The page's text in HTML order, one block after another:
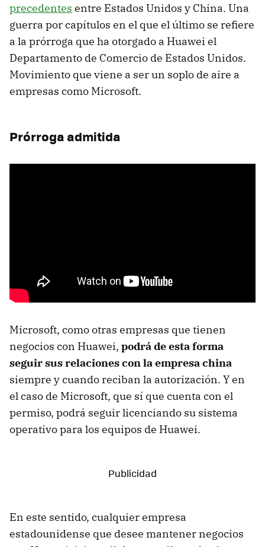
precedentes entre Estados Unidos y China. Una
guerra por capítulos en el que el último se refiere
a la prórroga que ha otorgado a Huawei el
Departamento de Comercio de Estados Unidos.
Movimiento que viene a ser un soplo de aire a
empresas como Microsoft.
Prórroga admitida
Microsoft, como otras empresas que tienen
negocios con Huawei, podrá de esta forma
seguir sus relaciones con la empresa china
siempre y cuando reciban la autorización. Y en
el caso de Microsoft, que sí que cuenta con el
permiso, podrá seguir licenciando su sistema
operativo para los equipos de Huawei.
En este sentido, cualquier empresa
estadounidense que desee mantener negocios